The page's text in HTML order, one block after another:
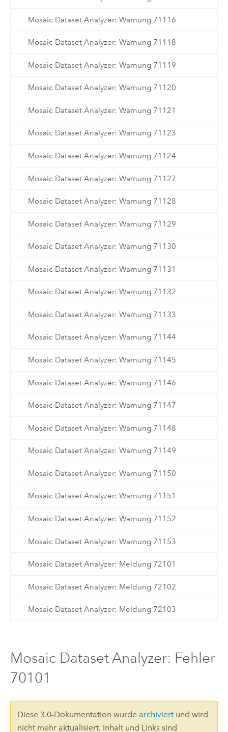
Mosaic Dataset Analyzer: Warnung 71116
Mosaic Dataset Analyzer: Warnung 71118
Mosaic Dataset Analyzer: Warnung 71119
Mosaic Dataset Analyzer: Warnung 71120
Mosaic Dataset Analyzer: Warnung 71121
Mosaic Dataset Analyzer: Warnung 71123
Mosaic Dataset Analyzer: Warnung 71124
Mosaic Dataset Analyzer: Warnung 71127
Mosaic Dataset Analyzer: Warnung 71128
Mosaic Dataset Analyzer: Warnung 71129
Mosaic Dataset Analyzer: Warnung 71130
Mosaic Dataset Analyzer: Warnung 71131
Mosaic Dataset Analyzer: Warnung 71132
Mosaic Dataset Analyzer: Warnung 71133
Mosaic Dataset Analyzer: Warnung 71144
Mosaic Dataset Analyzer: Warnung 71145
Mosaic Dataset Analyzer: Warnung 71146
Mosaic Dataset Analyzer: Warnung 71147
Mosaic Dataset Analyzer: Warnung 71148
Mosaic Dataset Analyzer: Warnung 71149
Mosaic Dataset Analyzer: Warnung 71150
Mosaic Dataset Analyzer: Warnung 71151
Mosaic Dataset Analyzer: Warnung 71152
Mosaic Dataset Analyzer: Warnung 71153
Mosaic Dataset Analyzer: Meldung 72101
Mosaic Dataset Analyzer: Meldung 72102
Mosaic Dataset Analyzer: Meldung 72103
Mosaic Dataset Analyzer: Fehler
70101
Diese 3.0-Dokumentation wurde archiviertund wird
nicht mehr aktualisiert. Inhalt und Links sind